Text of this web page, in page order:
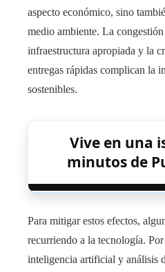
aspecto económico, sino
medio ambiente. La
infraestructura apropiada y la
entregas rápidas complican la
sostenibles.
Vive en una
minutos de
Para mitigar estos efectos,
recurriendo a la tecnología.
inteligencia artificial y análisis